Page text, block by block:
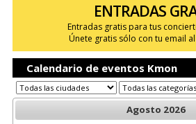
ENTRADAS
Entradas gratis para tus
Únete gratis sólo con tu email
Calendario de eventos Kmon
Agosto 2026